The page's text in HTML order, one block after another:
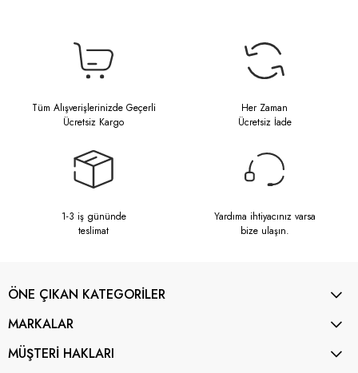
Tüm Alışverişlerinizde Geçerli
Ücretsiz Kargo
Her Zaman
Ücretsiz İade
1-3 iş gününde
teslimat
Yardıma ihtiyacınız varsa
bize ulaşın.
ÖNE ÇIKAN KATEGORİLER
MARKALAR
MÜŞTERİ HAKLARI